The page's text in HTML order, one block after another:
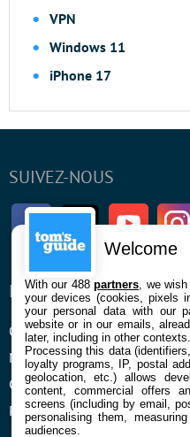
VPN
Windows 11
iPhone 17
SUIVEZ-NOUS
FacebookTwitter
ENTREPRISE
Qui sommes nous
Mentions légales et CGU
Confidentialité et Cookies
Préférences cookies
Welcome
With our 488partners , we
your devices (cookies, pixels
your personal data with our
website or in our emails,
later, including in other contexts.
Processing this data
loyalty programs, IP, postal
geolocation, etc.) allows
content, commercial offers
screens (including by email,
personalising them,
audiences.